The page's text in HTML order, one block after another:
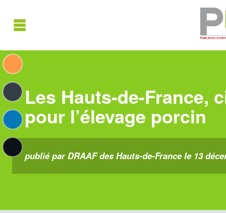
Les Hauts-de-France,
pour l’élevage porcin
publié par DRAAF des Hauts-de-France le 13